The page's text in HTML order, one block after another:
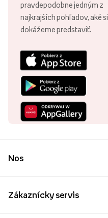
pravdepodobne jedným z
najkrajších pohľadov, aké si
dokážeme predstaviť.
Nos
Zákaznícky servis